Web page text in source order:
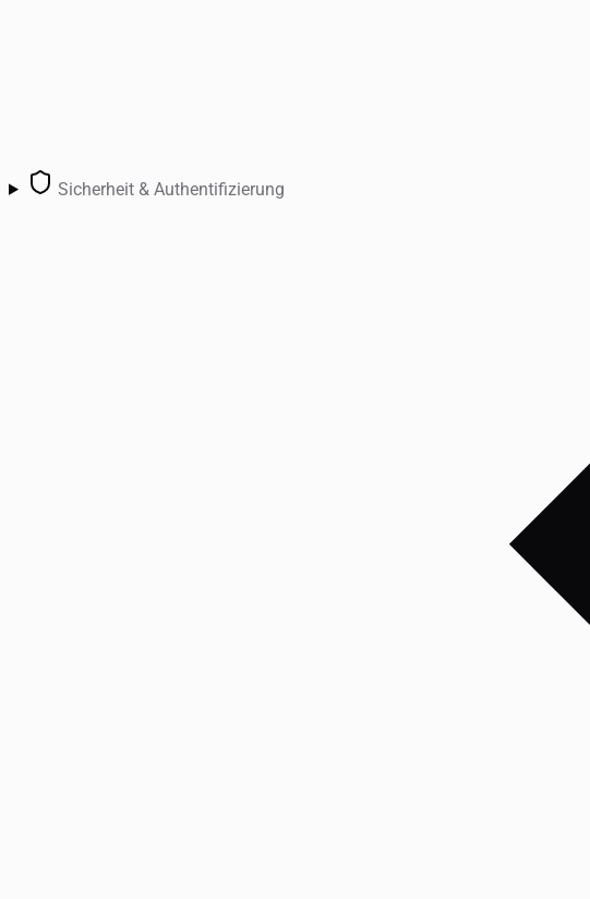
Sicherheit & Authentifizierung